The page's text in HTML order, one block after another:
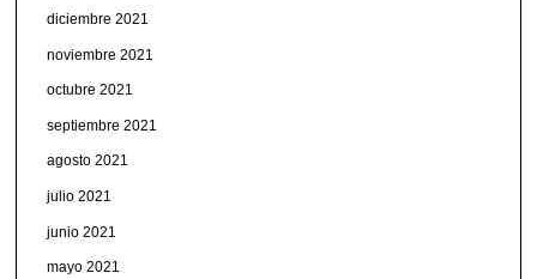
diciembre 2021
noviembre 2021
octubre 2021
septiembre 2021
agosto 2021
julio 2021
junio 2021
mayo 2021